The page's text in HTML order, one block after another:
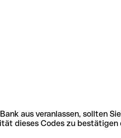
aus veranlassen,
dieses Codes zu